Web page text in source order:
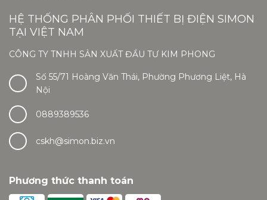
HỆ THỐNG PHÂN PHỐI THIẾT BỊ ĐIỆN SIMON
TẠI VIỆT NAM
CÔNG TY TNHH SẢN XUẤT ĐẦU TƯ KIM PHONG
Số 55/71 Hoàng Văn Thái, Phường Phương Liệt, Hà
Nội
0889389536
cskh@simon.biz.vn
Phương thức thanh toán